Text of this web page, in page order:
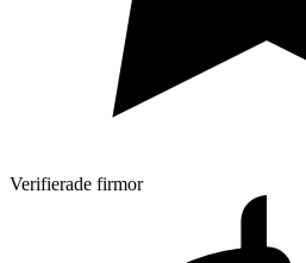
Verifierade firmor